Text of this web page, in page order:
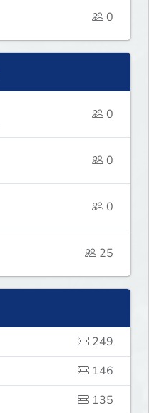
0
0
0
0
25
249
146
135